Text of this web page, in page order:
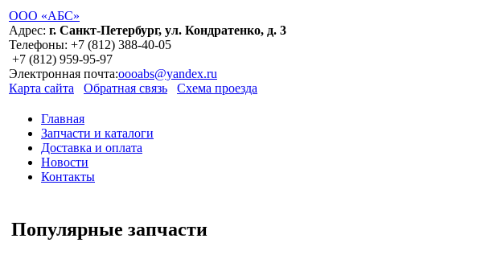
ООО «АБС»
Адрес: г. Санкт-Петербург, ул. Кондратенко, д. 3
Телефоны: +7 (812) 388-40-05
+7 (812) 959-95-97
Электронная почта:oooabs@yandex.ru
Карта сайта
Обратная связь Схема проезда
Главная
Запчасти и каталоги
Доставка и оплата
Новости
Контакты
Популярные запчасти